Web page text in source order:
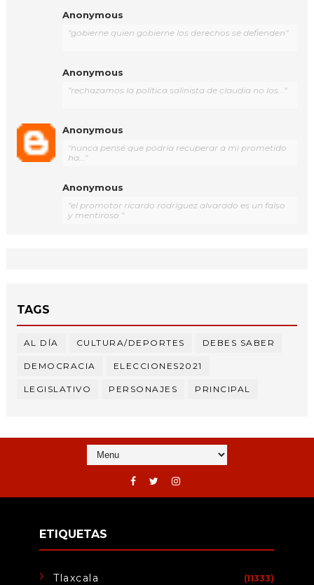
Anonymous
"gobierne quien gobierne los derechos se defienden"
Anonymous
"rechazamos la política salinista de claudia no los..."
Anonymous
"nunca pensé que podría recuperar a mi prometido
ha..."
Anonymous
"el promotor ricardo rodríguez alvarado es un falso
y mentiroso "
TAGS
AL DÍA CULTURA/DEPORTES DEBES SABER
DEMOCRACIA ELECCIONES2021
LEGISLATIVO PERSONAJES PRINCIPAL
ETIQUETAS
Tlaxcala (11333)